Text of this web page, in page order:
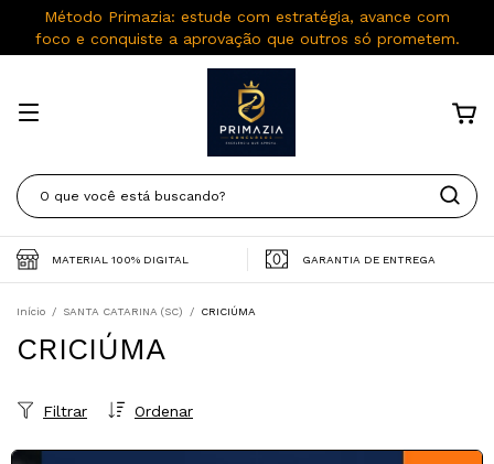
Método Primazia: estude com estratégia, avance com
foco e conquiste a aprovação que outros só prometem.
MATERIAL 100% DIGITAL GARANTIA DE ENTREGA
Início / SANTA CATARINA (SC) / CRICIÚMA
CRICIÚMA
Ordenar
Filtrar